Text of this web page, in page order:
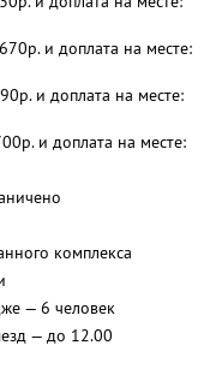
и доплата на месте:
и доплата на месте:
и доплата на месте:
комплекса
— 6 человек
— до 12.00